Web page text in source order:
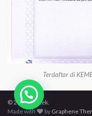
Terdaftar di
© 2026 Bimtek.
Made with
by Graphene